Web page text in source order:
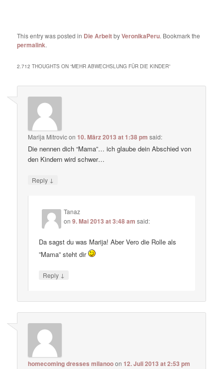
This entry was posted in Die ArbeitbyVeronikaPeru. Bookmark the
permalink.
2.712 THOUGHTS ON “MEHR ABWECHSLUNG FÜR DIE KINDER”
Marija Mitrovicon10. März 2013 at 1:38 pm said:
Die nennen dich “Mama”… ich glaube dein Abschied von
den Kindern wird schwer…
Reply ↓
Tanaz
on9. Mai 2013 at 3:48 am said:
Da sagst du was Marija! Aber Vero die Rolle als
”Mama” steht dir
Reply ↓
homecoming dresses milanooon12. Juli 2013 at 2:53 pm